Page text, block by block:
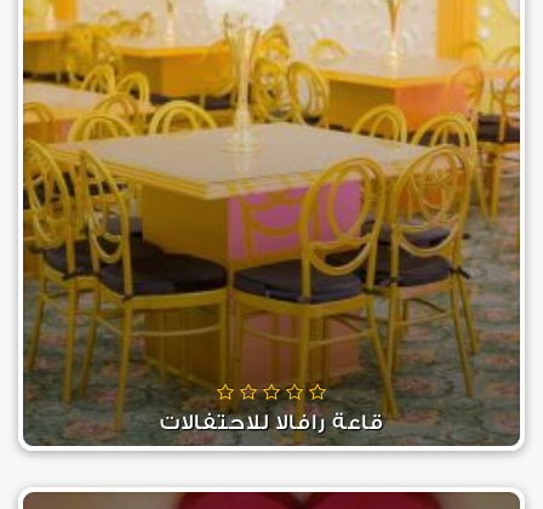
قاعة رافالا للاحتفالات